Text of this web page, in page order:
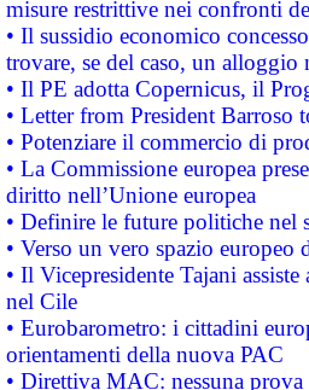
misure restrittive nei confronti
• Il sussidio economico
trovare, se del caso, un
• Il PE adotta Copernicus, il
• Letter from President Barroso
• Potenziare il commercio di
• La Commissione europea
diritto nell’Unione europea
• Definire le future politiche nel
• Verso un vero spazio
• Il Vicepresidente Tajani
nel Cile
• Eurobarometro: i cittadini
orientamenti della nuova PAC
• Direttiva MAC: nessuna